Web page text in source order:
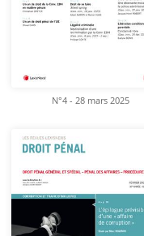
N°4 - 28 mars 2025